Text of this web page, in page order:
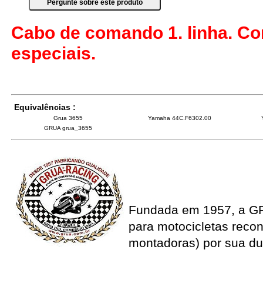
Cabo de comando 1. linha.
especiais.
Equivalências :
Grua 3655 Yamaha 44C.F6302.00
GRUA grua_3655
Fundada em 1957, a
para motocicletas
montadoras) por sua